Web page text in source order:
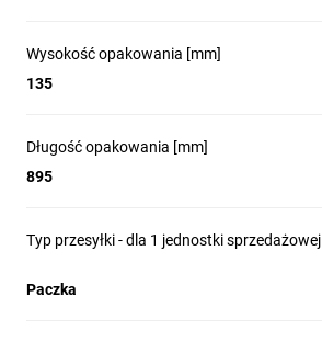
Wysokość opakowania [mm]
135
Długość opakowania [mm]
895
Typ przesyłki - dla 1 jednostki sprzedażowej
Paczka